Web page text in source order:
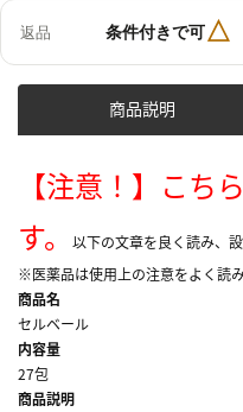
返品 条件付きで可△
商品説明
【注意！】こち
す。
以下の文章を良く読み、
※医薬品は使用上の注意をよく読
商品名
セルベール
内容量
27包
商品説明